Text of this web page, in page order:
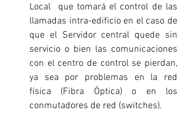
Local  que tomará el control de las
llamadas intra-edificio en el caso de
que el Servidor central quede sin
servicio o bien las comunicaciones
con el centro de control se pierdan,
ya sea por problemas en la red
física (Fibra Óptica) o en los
conmutadores de red (switches).